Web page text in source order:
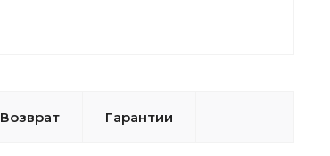
Возврат Гарантии